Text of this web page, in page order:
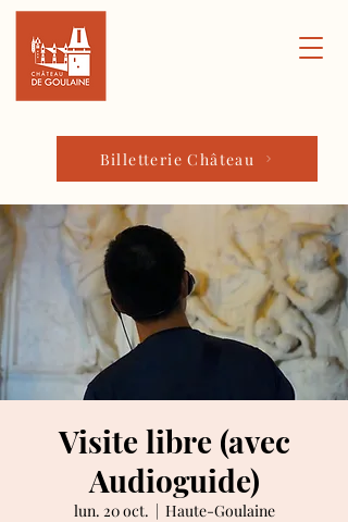
Billetterie Château
Visite libre (avec
Audioguide)
lun. 20 oct.
  |
Haute-Goulaine